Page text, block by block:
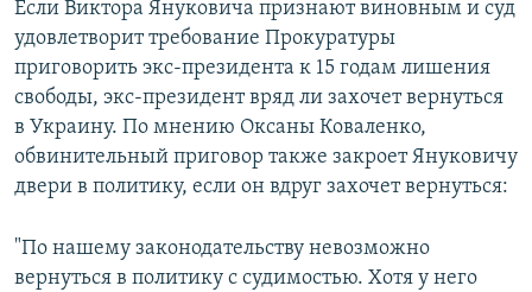
Если Виктора Януковича признают виновным и суд
удовлетворит требование Прокуратуры
приговорить экс-президента к 15 годам лишения
свободы, экс-президент вряд ли захочет вернуться
в Украину. По мнению Оксаны Коваленко,
обвинительный приговор также закроет Януковичу
двери в политику, если он вдруг захочет вернуться:
"По нашему законодательству невозможно
вернуться в политику с судимостью. Хотя у него